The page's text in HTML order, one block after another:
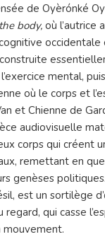
de Oyèrónké
body,où l’autrice
mental,
où le corps et
et Chienne de
audiovisuelle
corps qui créent
remettant en
genèses politiques.
est un sortilège
qui casse